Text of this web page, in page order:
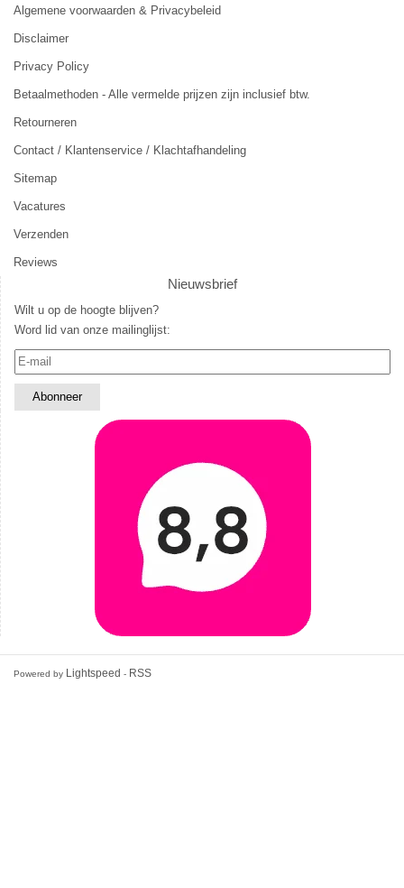
Algemene voorwaarden & Privacybeleid
Disclaimer
Privacy Policy
Betaalmethoden - Alle vermelde prijzen zijn inclusief btw.
Retourneren
Contact / Klantenservice / Klachtafhandeling
Sitemap
Vacatures
Verzenden
Reviews
Nieuwsbrief
Wilt u op de hoogte blijven?
Word lid van onze mailinglijst:
Powered by Lightspeed - RSS